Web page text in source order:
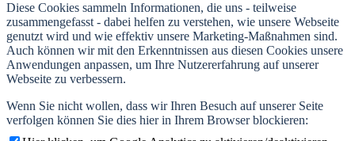
Diese Cookies sammeln Informationen, die uns - teilweise
zusammengefasst - dabei helfen zu verstehen, wie unsere Webseite
genutzt wird und wie effektiv unsere Marketing-Maßnahmen sind.
Auch können wir mit den Erkenntnissen aus diesen Cookies unsere
Anwendungen anpassen, um Ihre Nutzererfahrung auf unserer
Webseite zu verbessern.
Wenn Sie nicht wollen, dass wir Ihren Besuch auf unserer Seite
verfolgen können Sie dies hier in Ihrem Browser blockieren: